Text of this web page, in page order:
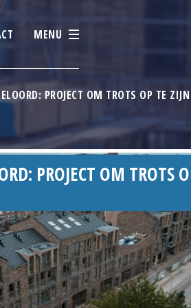
MENU
PROJECT OM TROTS OP TE ZIJN
PROJECT OM TROTS